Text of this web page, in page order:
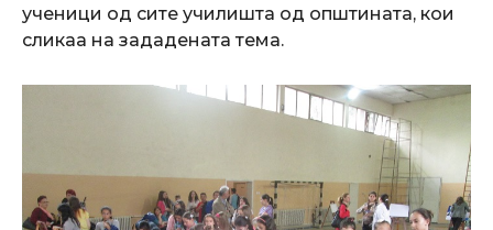
ученици од сите училишта од општината, кои
сликаа на зададената тема.